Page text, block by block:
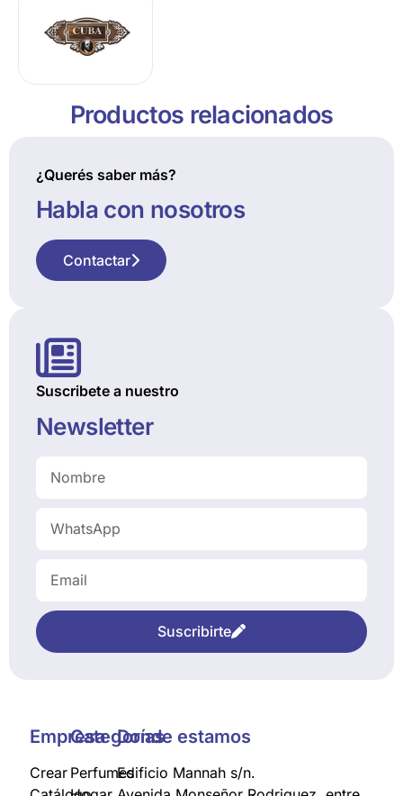
Productos relacionados
¿Querés saber más?
Habla con nosotros
Contactar
Suscribete a nuestro
Newsletter
Suscribirte
Empresa
Crear
Categorías
Perfumes
Donde estamos
Edificio Mannah s/n.